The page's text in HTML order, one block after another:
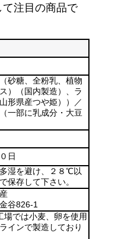
注目の商品で
砂糖、全粉乳、植物
）（国内製造）、ラ
形県産つや姫））／
一部に乳成分・大豆
日
湿を避け、２８℃以
保存して下さい。
谷826-1
場では小麦、卵を使用
インで製造しており